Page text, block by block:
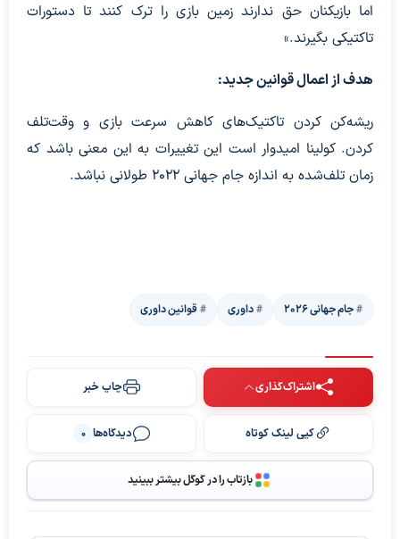
اما بازیکنان حق ندارند زمین بازی را ترک کنند تا دستورات
تاکتیکی بگیرند.»
هدف از اعمال قوانین جدید:
ریشه‌کن کردن تاکتیک‌های کاهش سرعت بازی و وقت‌تلف
کردن. کولینا امیدوار است این تغییرات به این معنی باشد که
زمان تلف‌شده به اندازه جام جهانی ۲۰۲۲ طولانی نباشد.
جام جهانی ۲۰۲۶ داوری قوانین داوری
اشتراک‌گذاری چاپ خبر
کپی لینک کوتاه دیدگاه‌ها 0
بازتاب را در گوگل بیشتر ببینید